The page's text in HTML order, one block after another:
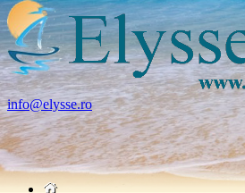
info@elysse.ro